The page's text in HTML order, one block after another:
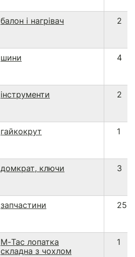
балон і нагрівач 2
шини 4
інструменти 2
гайкокрут 1
домкрат, ключи 3
запчастини 25
М-Тас лопатка
складна з чохлом
1